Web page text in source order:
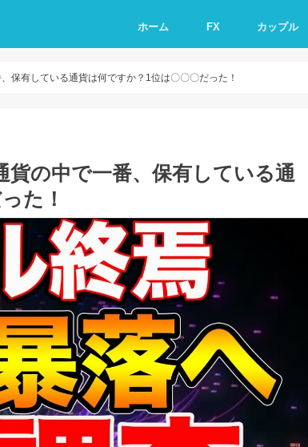
ホーム FX カップル
保有している通貨は何ですか？1位は〇〇〇だった！
貨の中で一番、保有している通
た！